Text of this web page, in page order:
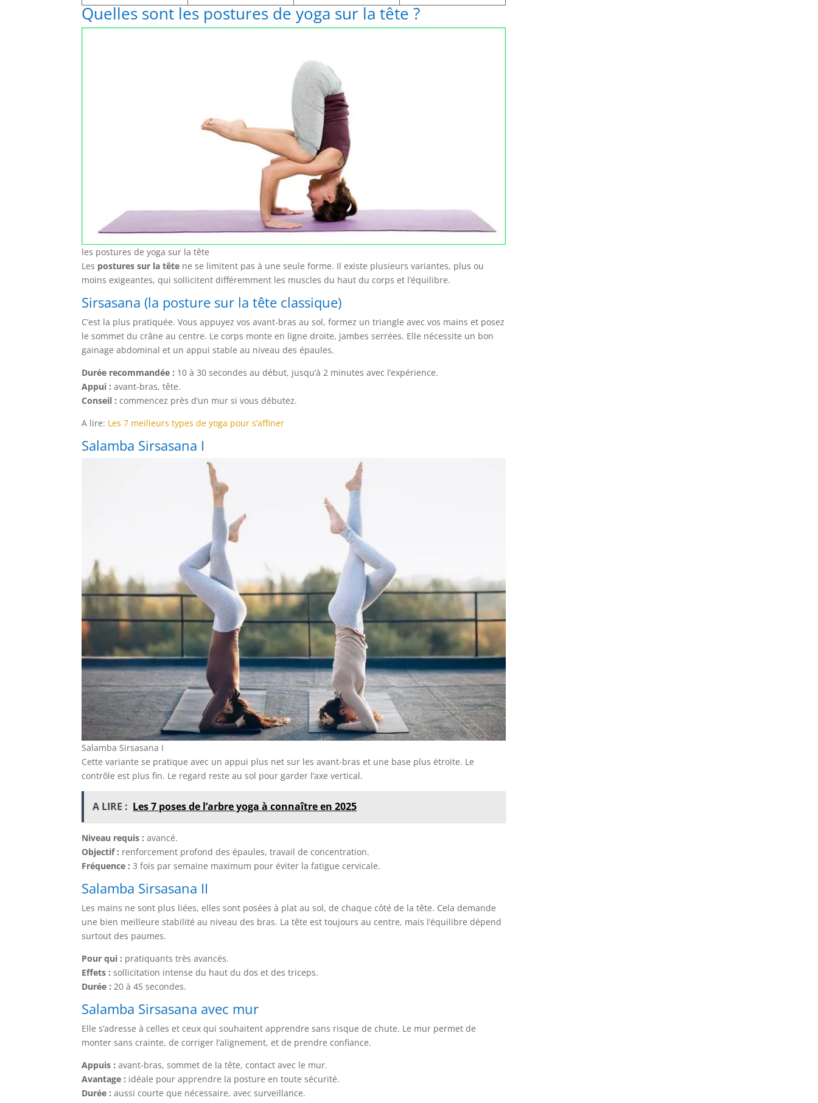
Quelles sont les postures de yoga sur la tête ?
les postures de yoga sur la tête
Les postures sur la tête ne se limitent pas à une seule forme. Il existe plusieurs variantes, plus ou
moins exigeantes, qui sollicitent différemment les muscles du haut du corps et l’équilibre.
Sirsasana (la posture sur la tête classique)
C’est la plus pratiquée. Vous appuyez vos avant-bras au sol, formez un triangle avec vos mains et posez
le sommet du crâne au centre. Le corps monte en ligne droite, jambes serrées. Elle nécessite un bon
gainage abdominal et un appui stable au niveau des épaules.
Durée recommandée : 10 à 30 secondes au début, jusqu’à 2 minutes avec l’expérience.
Appui : avant-bras, tête.
Conseil : commencez près d’un mur si vous débutez.
A lire: Les 7 meilleurs types de yoga pour s’affiner
Salamba Sirsasana I
Salamba Sirsasana I
Cette variante se pratique avec un appui plus net sur les avant-bras et une base plus étroite. Le
contrôle est plus fin. Le regard reste au sol pour garder l’axe vertical.
A LIRE : Les 7 poses de l’arbre yoga à connaître en 2025
Niveau requis : avancé.
Objectif : renforcement profond des épaules, travail de concentration.
Fréquence : 3 fois par semaine maximum pour éviter la fatigue cervicale.
Salamba Sirsasana II
Les mains ne sont plus liées, elles sont posées à plat au sol, de chaque côté de la tête. Cela demande
une bien meilleure stabilité au niveau des bras. La tête est toujours au centre, mais l’équilibre dépend
surtout des paumes.
Pour qui : pratiquants très avancés.
Effets : sollicitation intense du haut du dos et des triceps.
Durée : 20 à 45 secondes.
Salamba Sirsasana avec mur
Elle s’adresse à celles et ceux qui souhaitent apprendre sans risque de chute. Le mur permet de
monter sans crainte, de corriger l’alignement, et de prendre confiance.
Appuis : avant-bras, sommet de la tête, contact avec le mur.
Avantage : idéale pour apprendre la posture en toute sécurité.
Durée : aussi courte que nécessaire, avec surveillance.